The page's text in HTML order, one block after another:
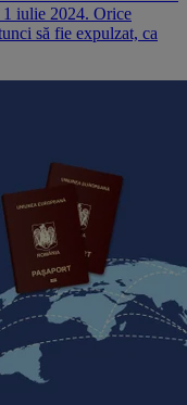
iulie 2024. Orice
să fie expulzat, ca